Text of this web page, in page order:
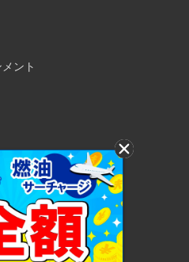
ント
Entertainment, Inc.